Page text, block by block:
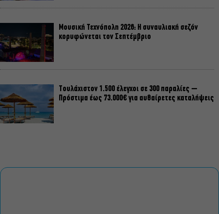
Μουσική Τεχνόπολη 2026: Η συναυλιακή σεζόν
κορυφώνεται τον Σεπτέμβριο
Τουλάχιστον 1.500 έλεγχοι σε 300 παραλίες –
Πρόστιμα έως 73.000€ για αυθαίρετες καταλήψεις